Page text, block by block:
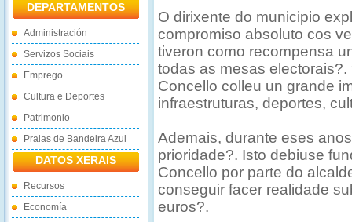
DEPARTAMENTOS
Administración
Servizos Sociais
Emprego
Cultura e Deportes
Patrimonio
Praias de Bandeira Azul
DATOS XERAIS
Recursos
Economía
O dirixente do municipio
compromiso absoluto cos
tiveron como recompensa
todas as mesas
Concello colleu un grande
infraestruturas, deportes,
Ademais, durante eses
prioridade?. Isto debiuse
Concello por parte do
conseguir facer realidade
euros?.